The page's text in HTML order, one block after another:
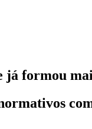
formou